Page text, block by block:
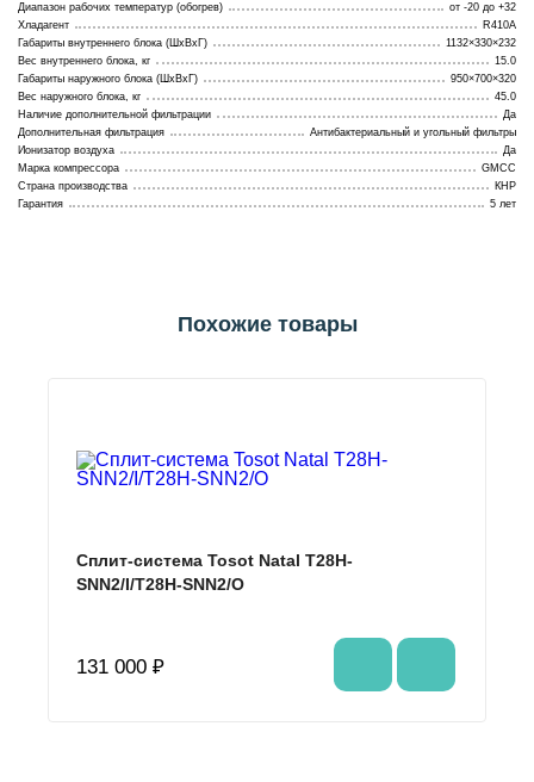
Диапазон рабочих температур (обогрев)
от -20 до +32
Хладагент
R410A
Габариты внутреннего блока (ШхВхГ)
1132×330×232
Вес внутреннего блока, кг
15.0
Габариты наружного блока (ШхВхГ)
950×700×320
Вес наружного блока, кг
45.0
Наличие дополнительной фильтрации
Да
Дополнительная фильтрация
Антибактериальный и угольный фильтры
Ионизатор воздуха
Да
Марка компрессора
GMCC
Страна производства
КНР
Гарантия
5 лет
Похожие товары
Сплит-система Tosot Natal T28H-
SNN2/I/T28H-SNN2/O
131 000 ₽